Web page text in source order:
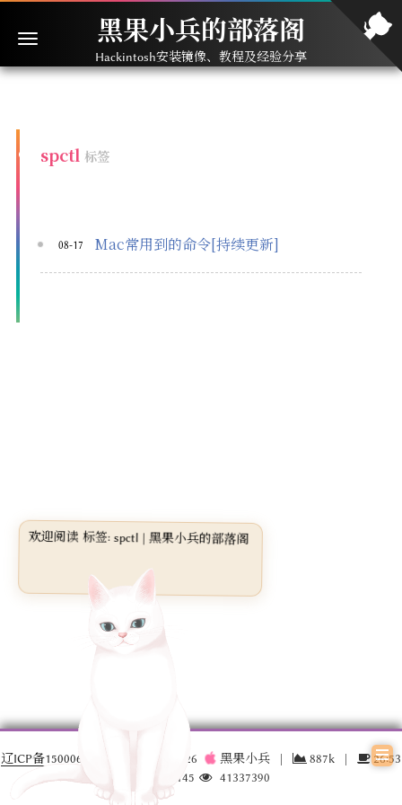
黑果小兵的部落阁
Hackintosh安装镜像、教程及经验分享
spctl 标签
Mac常用到的命令[持续更新]
08-17
辽ICP备15000696号-3 2026 黑果小兵 | 887k |
26:53
17035145
41337390
欢迎阅读 标签: spctl | 黑果小兵的部落阁